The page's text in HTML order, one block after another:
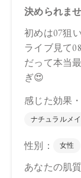
カ、合成フルオ
ジョウ、赤２２
・08
ラウリン酸イソ
ｌ）、トリエチ
ル、イソステア
グリセリル－３
ズ、トコフェロ
ローズマリー葉
ト、酸化チタン